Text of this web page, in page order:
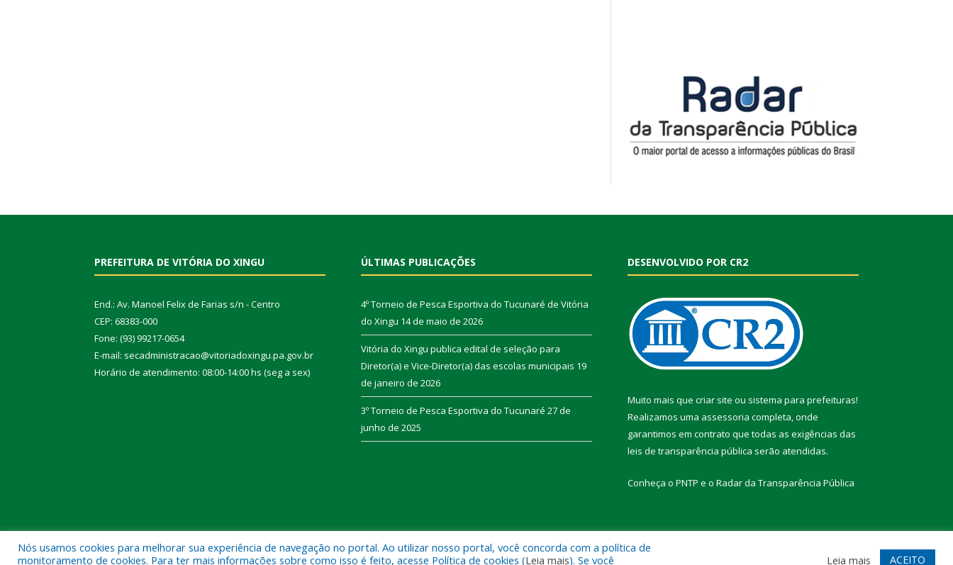
PREFEITURA DE VITÓRIA DO XINGU
End.: Av. Manoel Felix de Farias s/n - Centro
CEP: 68383-000
Fone: (93) 99217-0654
E-mail: secadministracao@vitoriadoxingu.pa.gov.br
Horário de atendimento: 08:00-14:00 hs (seg a sex)
ÚLTIMAS PUBLICAÇÕES
4º Torneio de Pesca Esportiva do Tucunaré de Vitória
do Xingu 14 de maio de 2026
Vitória do Xingu publica edital de seleção para
Diretor(a) e Vice-Diretor(a) das escolas municipais 19
de janeiro de 2026
3º Torneio de Pesca Esportiva do Tucunaré 27 de
junho de 2025
DESENVOLVIDO POR CR2
Muito mais que criar site ou sistema para prefeituras!
Realizamos uma assessoria completa, onde
garantimos em contrato que todas as exigências das
leis de transparência pública serão atendidas.
Conheça o PNTP e o Radar da Transparência Pública
Todos os direitos reservados a Prefeitura Municipal de Vitória do Xingu. Mapa do Site Acessar Webmail
Nós usamos cookies para melhorar sua experiência de navegação no portal. Ao utilizar nosso portal, você concorda com a política de
monitoramento de cookies. Para ter mais informações sobre como isso é feito, acesse Política de cookies (Leia mais). Se você Leia mais ACEITO